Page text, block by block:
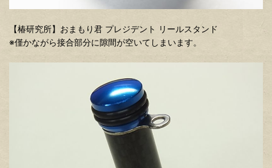
【椿研究所】おまもり君 プレジデント リールスタンド
※僅かながら接合部分に隙間が空いてしまいます。